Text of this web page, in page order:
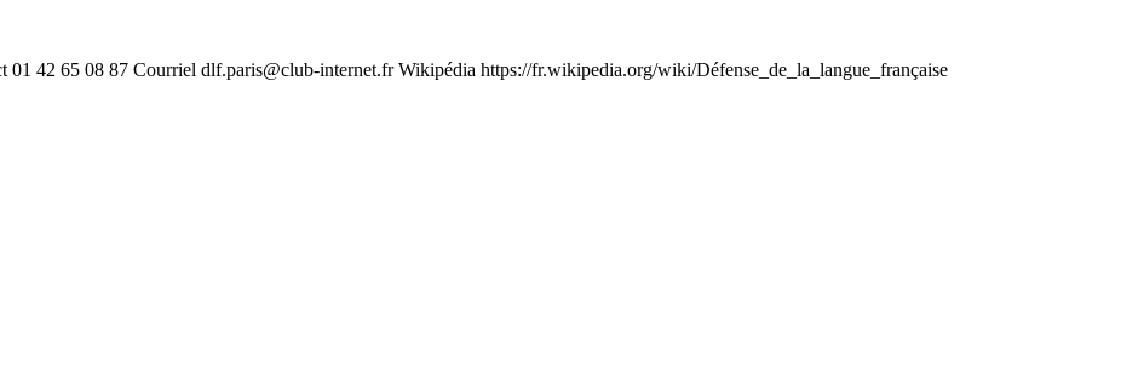
01 42 65 08 87 Courriel dlf.paris@club-internet.frWikipédia https://fr.wikipedia.org/wiki/Défense_de_la_langue_française